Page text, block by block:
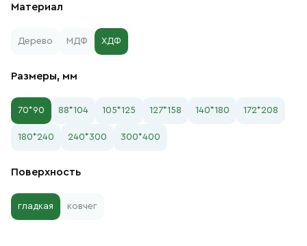
Материал
Дерево МДФ ХДФ
Размеры, мм
70*90 88*104 105*125 127*158 140*180 172*208
180*240 240*300 300*400
Поверхность
гладкая ковчег